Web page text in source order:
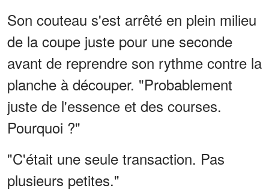
Son couteau s'est arrêté en plein milieu
de la coupe juste pour une seconde
avant de reprendre son rythme contre la
planche à découper. "Probablement
juste de l'essence et des courses.
Pourquoi ?"
"C'était une seule transaction. Pas
plusieurs petites."